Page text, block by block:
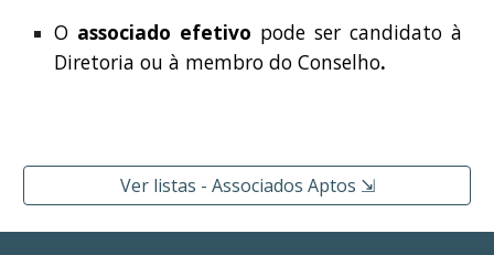
O associado efetivo pode ser candidato à
Diretoria ou à membro do Conselho.
Ver listas - Associados Aptos ⇲